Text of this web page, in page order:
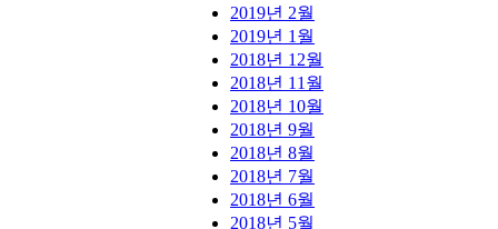
2019년 2월
2019년 1월
2018년 12월
2018년 11월
2018년 10월
2018년 9월
2018년 8월
2018년 7월
2018년 6월
2018년 5월